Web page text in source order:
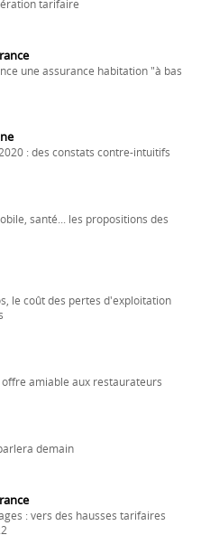
tarifaire
une assurance habitation "à bas
: des constats contre-intuitifs
santé... les propositions des
le coût des pertes d'exploitation
offre amiable aux restaurateurs
demain
: vers des hausses tarifaires